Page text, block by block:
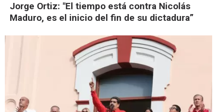
Jorge Ortiz: "El tiempo está contra Nicolás
Maduro, es el inicio del fin de su dictadura”